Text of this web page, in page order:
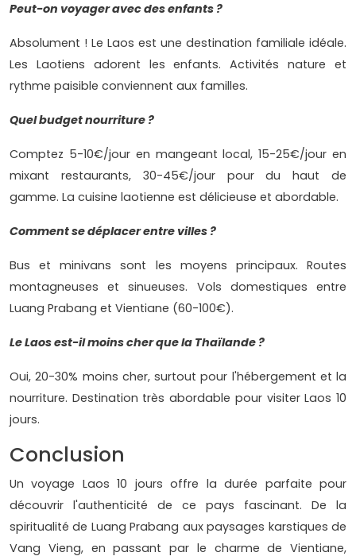
Peut-on voyager avec des enfants ?
Absolument ! Le Laos est une destination familiale idéale.
Les Laotiens adorent les enfants. Activités nature et
rythme paisible conviennent aux familles.
Quel budget nourriture ?
Comptez 5-10€/jour en mangeant local, 15-25€/jour en
mixant restaurants, 30-45€/jour pour du haut de
gamme. La cuisine laotienne est délicieuse et abordable.
Comment se déplacer entre villes ?
Bus et minivans sont les moyens principaux. Routes
montagneuses et sinueuses. Vols domestiques entre
Luang Prabang et Vientiane (60-100€).
Le Laos est-il moins cher que la Thaïlande ?
Oui, 20-30% moins cher, surtout pour l'hébergement et la
nourriture. Destination très abordable pour visiter Laos 10
jours.
Conclusion
Un voyage Laos 10 jours offre la durée parfaite pour
découvrir l'authenticité de ce pays fascinant. De la
spiritualité de Luang Prabang aux paysages karstiques de
Vang Vieng, en passant par le charme de Vientiane,